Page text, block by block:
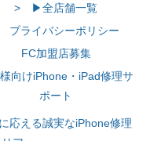
> ▶全店舗一覧
プライバシーポリシー
FC加盟店募集
向けiPhone・iPad修理サ
ポート
応える誠実なiPhone修理